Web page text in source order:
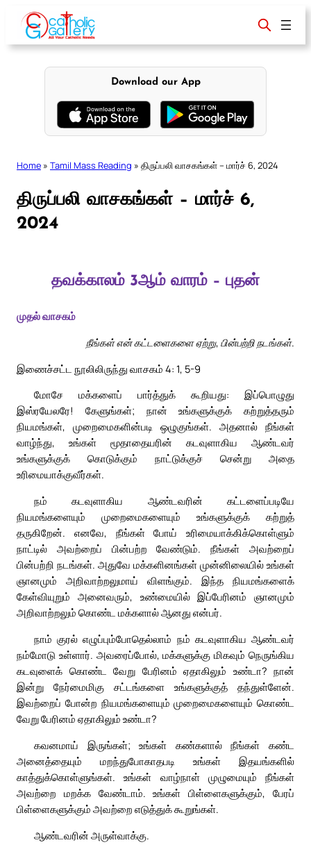
content
Download our App
Home » Tamil Mass Reading » திருப்பலி வாசகங்கள் – மார்ச் 6, 2024
திருப்பலி வாசகங்கள் – மார்ச் 6,
2024
தவக்காலம் 3ஆம் வாரம் – புதன்
முதல் வாசகம்
நீங்கள் என் கட்டளைகளை ஏற்று, பின்பற்றி நடங்கள்.
இணைச்சட்ட நூலிலிருந்து வாசகம் 4: 1, 5-9
மோசே மக்களைப் பார்த்துக் கூறியது: இப்பொழுது
இஸ்ரயேலரே! கேளுங்கள்; நான் உங்களுக்குக் கற்றுத்தரும்
நியமங்கள், முறைமைகளின்படி ஒழுகுங்கள். அதனால் நீங்கள்
வாழ்ந்து, உங்கள் மூதாதையரின் கடவுளாகிய ஆண்டவர்
உங்களுக்குக் கொடுக்கும் நாட்டுக்குச் சென்று அதை
உரிமையாக்குவீர்கள்.
நம் கடவுளாகிய ஆண்டவரின் கட்டளைப்படியே
நியமங்களையும் முறைமைகளையும் உங்களுக்குக் கற்றுத்
தருகிறேன். எனவே, நீங்கள் போய் உரிமையாக்கிக்கொள்ளும்
நாட்டில் அவற்றைப் பின்பற்ற வேண்டும். நீங்கள் அவற்றைப்
பின்பற்றி நடங்கள். அதுவே மக்களினங்கள் முன்னிலையில் உங்கள்
ஞானமும் அறிவாற்றலுமாய் விளங்கும். இந்த நியமங்களைக்
கேள்வியுறும் அனைவரும், உண்மையில் இப்பேரினம் ஞானமும்
அறிவாற்றலும் கொண்ட மக்களால் ஆனது என்பர்.
நாம் குரல் எழுப்பும்போதெல்லாம் நம் கடவுளாகிய ஆண்டவர்
நம்மோடு உள்ளார். அவரைப்போல், மக்களுக்கு மிகவும் நெருங்கிய
கடவுளைக் கொண்ட வேறு பேரினம் ஏதாகிலும் உண்டா? நான்
இன்று நேர்மைமிகு சட்டங்களை உங்களுக்குத் தந்துள்ளேன்.
இவற்றைப் போன்ற நியமங்களையும் முறைமைகளையும் கொண்ட
வேறு பேரினம் ஏதாகிலும் உண்டா?
கவனமாய் இருங்கள்; உங்கள் கண்களால் நீங்கள் கண்ட
அனைத்தையும் மறந்துபோகாதபடி உங்கள் இதயங்களில்
காத்துக்கொள்ளுங்கள். உங்கள் வாழ்நாள் முழுமையும் நீங்கள்
அவற்றை மறக்க வேண்டாம். உங்கள் பிள்ளைகளுக்கும், பேரப்
பிள்ளைகளுக்கும் அவற்றை எடுத்துக் கூறுங்கள்.
ஆண்டவரின் அருள்வாக்கு.